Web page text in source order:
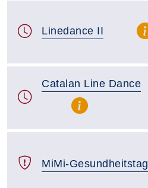
Linedance II
Catalan Line Dance
MiMi-Gesundheitstag